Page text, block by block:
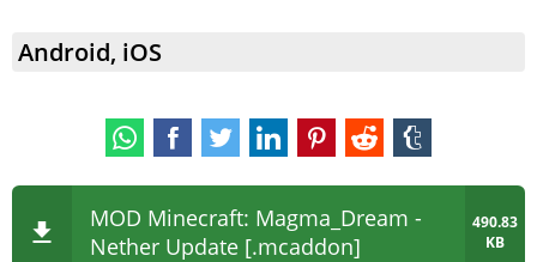
Android, iOS
MOD Minecraft: Magma_Dream -
Nether Update [.mcaddon]
490.83
KB